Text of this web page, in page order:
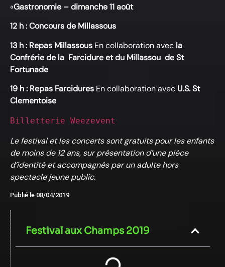
«Gastronomie –dimanche 11 août
12 h : Concours de Millassous
13 h : Repas Millassous En collaboration avec la
Confrérie de la Farcidure et du Millassou de St
Fortunade
19 h : Repas Farcidures En collaboration avec U.S. St
Clementoise
Billetterie Weezevent
Le festival et les concerts sont gratuits pour les enfants
de moins de 12 ans, sur présentation d’une pièce
d’identité et accompagnés par un adulte hors
spectacle jeune public.
Publié le 08/04/2019
Festival aux Champs 2019